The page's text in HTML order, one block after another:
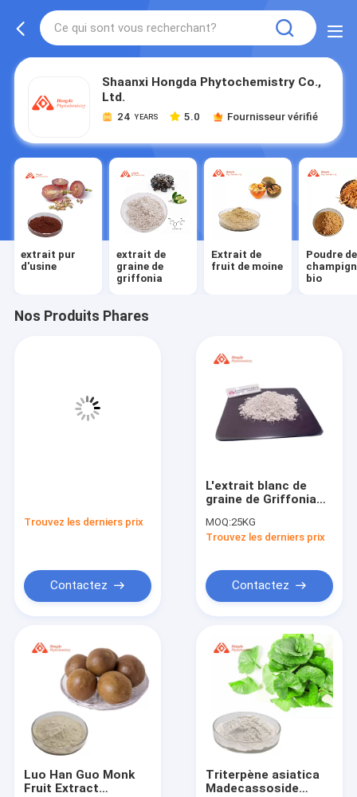
Shaanxi Hongda Phytochemistry Co.,
Ltd.
24 YEARS 5.0 Fournisseur vérifié
extrait pur
d'usine
extrait de
graine de
griffonia
Extrait de
fruit de moine
Poudre de
bio
Nos Produits Phares
Trouvez les derniers prix
Contactez
L'extrait blanc de
graine de Griffonia
CLHP de HTP 99%
pour sain
MOQ:25KG
Trouvez les derniers prix
Contactez
Luo Han Guo Monk
Fruit Extract
Triterpène asiatica
Madecassoside